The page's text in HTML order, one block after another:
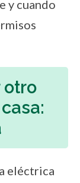
y cuando
otro
eléctrica